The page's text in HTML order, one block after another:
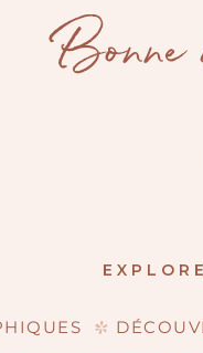
Bonne